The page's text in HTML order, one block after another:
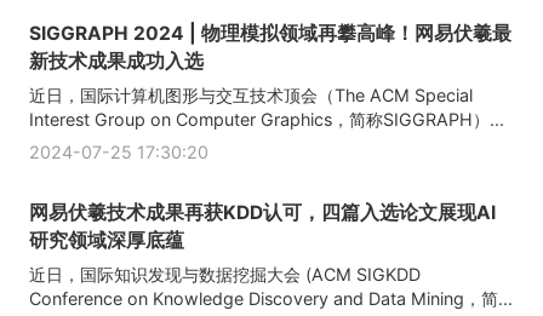
SIGGRAPH 2024 | 物理模拟领域再攀高峰！网易伏羲最
新技术成果成功入选
近日，国际计算机图形与交互技术顶会（The ACM Special
Interest Group on Computer Graphics，简称SIGGRAPH）...
2024-07-25 17:30:20
网易伏羲技术成果再获KDD认可，四篇入选论文展现AI
研究领域深厚底蕴
近日，国际知识发现与数据挖掘大会 (ACM SIGKDD
Conference on Knowledge Discovery and Data Mining，简...